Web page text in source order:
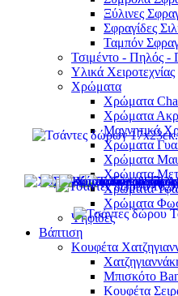
Ξύλινες
Σφραγίδες
Ταμπόν
Τσιμέντο - Πηλός -
Υλικά Χειροτεχνίας
Χρώματα
Χρώματα
Χρώματα
Μαγνητικά
Χρώματα
Χρώματα
Χρώματα
Χρώματα
Χρώματα
Ψηφίδες
Βάπτιση
Κουφέτα
Μπισκότο
Κουφέτα